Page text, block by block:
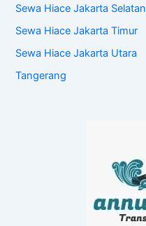
Sewa Hiace Jakarta Selatan
Sewa Hiace Jakarta Timur
Sewa Hiace Jakarta Utara
Tangerang